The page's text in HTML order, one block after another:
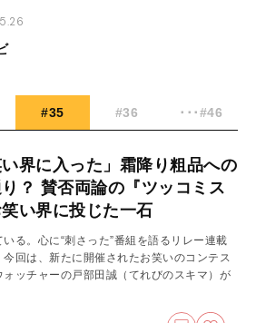
#35 #36 ･･･#46
い界に入った」霜降り粗品への
？ 賛否両論の『ツッコミス
い界に投じた一石
る。心に“刺さった”番組を語るリレー連載
今回は、新たに開催されたお笑いのコンテス
ォッチャーの戸部田誠（てれびのスキマ）が